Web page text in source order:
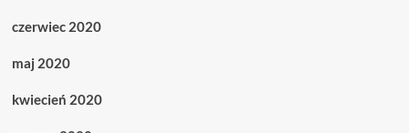
czerwiec 2020
maj 2020
kwiecień 2020